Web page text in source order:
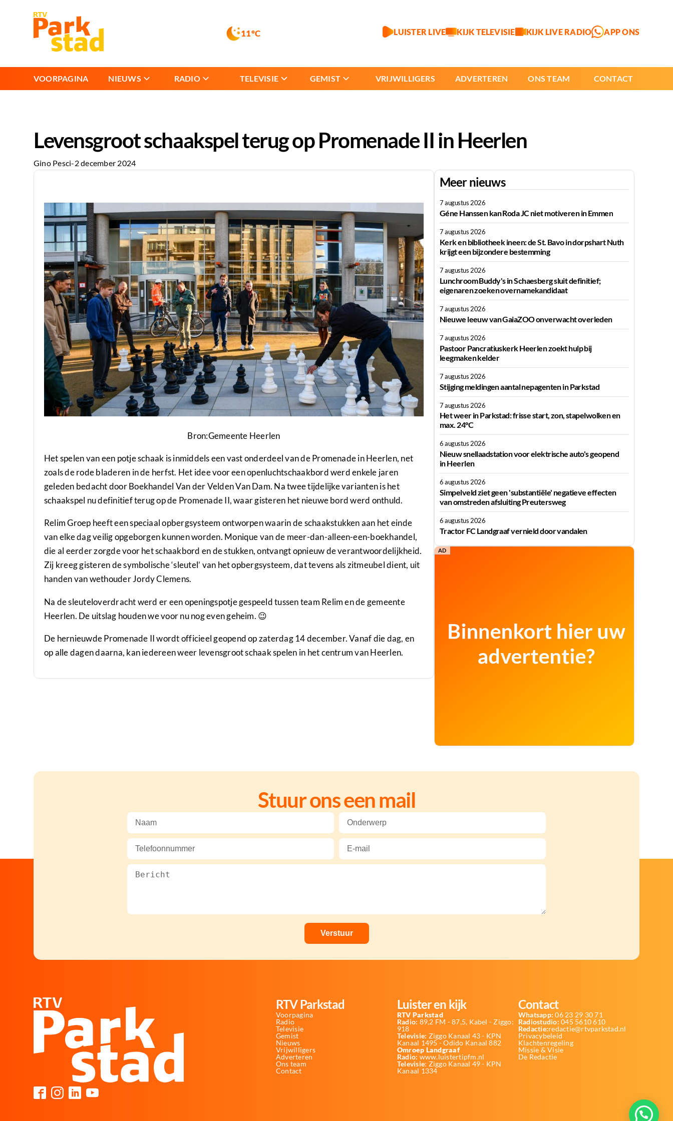
11°C LUISTER LIVE KIJK TELEVISIE KIJK LIVE RADIO APP ONS
VOORPAGINA NIEUWS RADIO TELEVISIE GEMIST VRIJWILLIGERS ADVERTEREN ONS TEAM CONTACT
Levensgroot schaakspel terug op Promenade II in Heerlen
Gino Pesci-2 december 2024
Bron:Gemeente Heerlen
Het spelen van een potje schaak is inmiddels een vast onderdeel van de Promenade in Heerlen, net
zoals de rode bladeren in de herfst. Het idee voor een openluchtschaakbord werd enkele jaren
geleden bedacht door Boekhandel Van der Velden Van Dam. Na twee tijdelijke varianten is het
schaakspel nu definitief terug op de Promenade II, waar gisteren het nieuwe bord werd onthuld.
Relim Groep heeft een speciaal opbergsysteem ontworpen waarin de schaakstukken aan het einde
van elke dag veilig opgeborgen kunnen worden. Monique van de meer-dan-alleen-een-boekhandel,
die al eerder zorgde voor het schaakbord en de stukken, ontvangt opnieuw de verantwoordelijkheid.
Zij kreeg gisteren de symbolische ‘sleutel’ van het opbergsysteem, dat tevens als zitmeubel dient, uit
handen van wethouder Jordy Clemens.
Na de sleuteloverdracht werd er een openingspotje gespeeld tussen team Relim en de gemeente
Heerlen. De uitslag houden we voor nu nog even geheim. 😉
De hernieuwde Promenade II wordt officieel geopend op zaterdag 14 december. Vanaf die dag, en
op alle dagen daarna, kan iedereen weer levensgroot schaak spelen in het centrum van Heerlen.
Meer nieuws
7 augustus 2026
Géne Hanssen kan Roda JC niet motiveren in Emmen
7 augustus 2026
Kerk en bibliotheek ineen: de St. Bavo in dorpshart Nuth
krijgt een bijzondere bestemming
7 augustus 2026
Lunchroom Buddy's in Schaesberg sluit definitief;
eigenaren zoeken overnamekandidaat
7 augustus 2026
Nieuwe leeuw van GaiaZOO onverwacht overleden
7 augustus 2026
Pastoor Pancratiuskerk Heerlen zoekt hulp bij
leegmaken kelder
7 augustus 2026
Stijging meldingen aantal nepagenten in Parkstad
7 augustus 2026
Het weer in Parkstad: frisse start, zon, stapelwolken en
max. 24°C
6 augustus 2026
Nieuw snellaadstation voor elektrische auto's geopend
in Heerlen
6 augustus 2026
Simpelveld ziet geen 'substantiële' negatieve effecten
van omstreden afsluiting Preutersweg
6 augustus 2026
Tractor FC Landgraaf vernield door vandalen
AD
Stuur ons een mail
RTV Parkstad
Voorpagina
Radio
Televisie
Gemist
Nieuws
Vrijwilligers
Adverteren
Ons team
Contact
Luister en kijk
RTV Parkstad
Radio: 89,2 FM - 87,5, Kabel - Ziggo:
918
Televisie: Ziggo Kanaal 43 - KPN
Kanaal 1495 - Odido Kanaal 882
Omroep Landgraaf
Radio: www.luistertipfm.nl
Televisie: Ziggo Kanaal 49 - KPN
Kanaal 1334
Contact
Whatsapp: 06 23 29 30 71
Radiostudio: 045 5610 610
Redactie:redactie@rtvparkstad.nl
Privacybeleid
Klachtenregeling
Missie & Visie
De Redactie